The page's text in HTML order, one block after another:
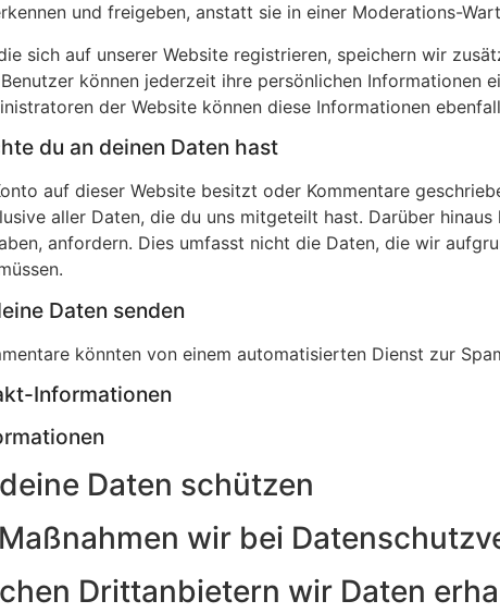
und freigeben, anstatt sie in einer Moderations-
sich auf unserer Website registrieren, speichern wir
können jederzeit ihre persönlichen Informationen
der Website können diese Informationen
du an deinen Daten hast
auf dieser Website besitzt oder Kommentare
aller Daten, die du uns mitgeteilt hast. Darüber
anfordern. Dies umfasst nicht die Daten, die wir
Daten senden
könnten von einem automatisierten Dienst zur
Informationen
Daten schützen
wir bei
Drittanbietern wir Daten